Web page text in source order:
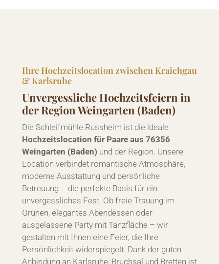
Ihre Hochzeitslocation zwischen Kraichgau
& Karlsruhe
Unvergessliche Hochzeitsfeiern in
der Region Weingarten (Baden)
Die Schleifmühle Russheim ist die ideale
Hochzeitslocation für Paare aus 76356
Weingarten (Baden) und der Region. Unsere
Location verbindet romantische Atmosphäre,
moderne Ausstattung und persönliche
Betreuung – die perfekte Basis für ein
unvergessliches Fest. Ob freie Trauung im
Grünen, elegantes Abendessen oder
ausgelassene Party mit Tanzfläche – wir
gestalten mit Ihnen eine Feier, die Ihre
Persönlichkeit widerspiegelt. Dank der guten
Anbindung an Karlsruhe, Bruchsal und Bretten ist